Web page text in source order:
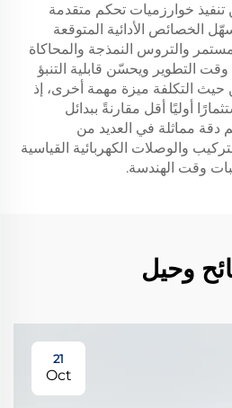
تنفيذ خوارزميات تحكم متقدمة
الخصائص الأدائية المتوقعة
والتروس النمذجة والمحاكاة
التطوير ويحسّن قابلية التنبؤ
حيث التكلفة ميزة مهمة أخرى، إذ
أوليًا أقل مقارنةً ببدائل
دقة مماثلة في العديد من
والوصلات الكهربائية القياسية
وقت الهندسة.
وحيل
21
Oct